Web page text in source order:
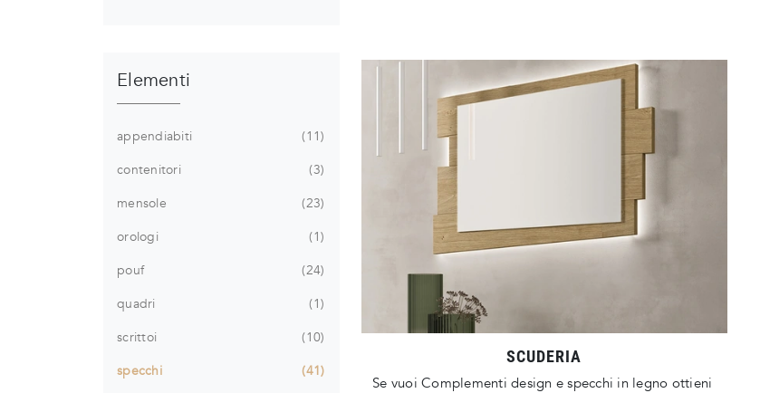
SCUDERIA
Se vuoi Complementi design e specchi in legno ottieni
Elementi
appendiabiti
11
contenitori
3
mensole
23
orologi
1
pouf
24
quadri
1
scrittoi
10
specchi
41